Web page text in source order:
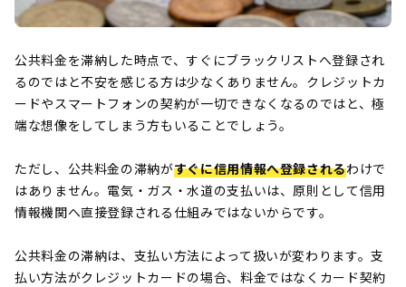
公共料金を滞納した時点で、すぐにブラックリストへ登録され
るのではと不安を感じる方は少なくありません。クレジットカ
ードやスマートフォンの契約が一切できなくなるのではと、極
端な想像をしてしまう方もいることでしょう。
ただし、公共料金の滞納がすぐに信用情報へ登録されるわけで
はありません。電気・ガス・水道の支払いは、原則として信用
情報機関へ直接登録される仕組みではないからです。
公共料金の滞納は、支払い方法によって扱いが変わります。支
払い方法がクレジットカードの場合、料金ではなくカード契約